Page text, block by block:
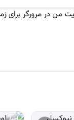
من در مرورگر برای